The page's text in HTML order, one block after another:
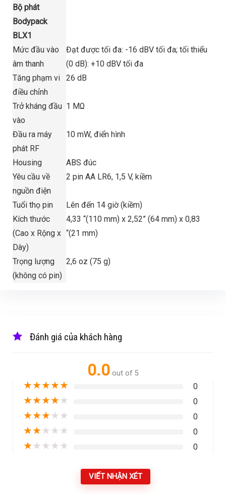
Bộ phát
Bodypack
BLX1
Mức đầu vào
âm thanh
Đạt được tối đa: -16 dBV tối đa; tối thiểu
(0 dB): +10 dBV tối đa
Tăng phạm vi
điều chỉnh
26 dB
Trở kháng đầu
vào
1 MΩ
Đầu ra máy
phát RF
10 mW, điển hình
Housing
ABS đúc
Yêu cầu về
nguồn điện
2 pin AA LR6, 1,5 V, kiềm
Tuổi thọ pin
Lên đến 14 giờ (kiềm)
Kích thước
(Cao x Rộng x
Dày)
4,33 “(110 mm) x 2,52” (64 mm) x 0,83
“(21 mm)
Trọng lượng
(không có pin)
2,6 oz (75 g)
Đánh giá của khách hàng
0.0 out of 5
★★★★★ 0
★★★★★ 0
★★★★★ 0
★★★★★ 0
★★★★★ 0
VIẾT NHẬN XÉT